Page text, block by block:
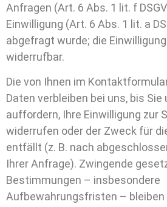
Anfragen (Art. 6 Abs. 1 lit. f
Einwilligung (Art. 6 Abs. 1 lit. a
abgefragt wurde; die
widerrufbar.
Die von Ihnen im
Daten verbleiben bei uns, bis
auffordern, Ihre Einwilligung zur
widerrufen oder der Zweck für
entfällt (z. B. nach
Ihrer Anfrage). Zwingende
Bestimmungen – insbesondere
Aufbewahrungsfristen – bleiben